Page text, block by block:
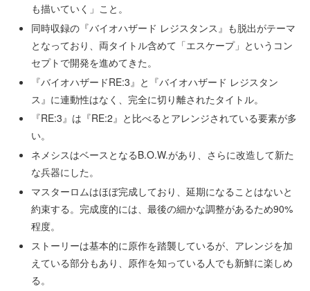
も描いていく」こと。
同時収録の『バイオハザード レジスタンス』も脱出がテーマ
となっており、両タイトル含めて「エスケープ」というコン
セプトで開発を進めてきた。
『バイオハザードRE:3』と『バイオハザード レジスタン
ス』に連動性はなく、完全に切り離されたタイトル。
『RE:3』は『RE:2』と比べるとアレンジされている要素が多
い。
ネメシスはベースとなるB.O.W.があり、さらに改造して新た
な兵器にした。
マスターロムはほぼ完成しており、延期になることはないと
約束する。完成度的には、最後の細かな調整があるため90%
程度。
ストーリーは基本的に原作を踏襲しているが、アレンジを加
えている部分もあり、原作を知っている人でも新鮮に楽しめ
る。